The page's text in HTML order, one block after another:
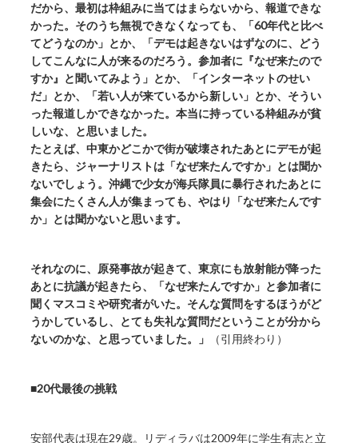
だから、最初は枠組みに当てはまらないから、報道できな
かった。そのうち無視できなくなっても、「60年代と比べ
てどうなのか」とか、「デモは起きないはずなのに、どう
してこんなに人が来るのだろう。参加者に『なぜ来たので
すか』と聞いてみよう」とか、「インターネットのせい
だ」とか、「若い人が来ているから新しい」とか、そうい
った報道しかできなかった。本当に持っている枠組みが貧
しいな、と思いました。
たとえば、中東かどこかで街が破壊されたあとにデモが起
きたら、ジャーナリストは「なぜ来たんですか」とは聞か
ないでしょう。沖縄で少女が海兵隊員に暴行されたあとに
集会にたくさん人が集まっても、やはり「なぜ来たんです
か」とは聞かないと思います。
それなのに、原発事故が起きて、東京にも放射能が降った
あとに抗議が起きたら、「なぜ来たんですか」と参加者に
聞くマスコミや研究者がいた。そんな質問をするほうがど
うかしているし、とても失礼な質問だということが分から
ないのかな、と思っていました。」
（引用終わり）
■20代最後の挑戦
安部代表は現在29歳。リディラバは2009年に学生有志と立